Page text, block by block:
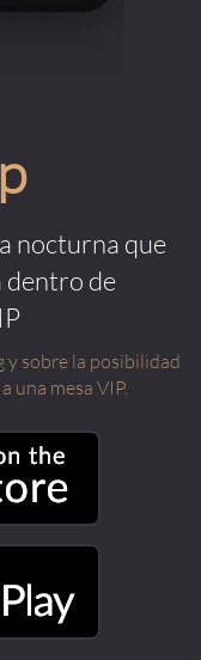
nocturna que
dentro de
y sobre la posibilidad
una mesa VIP.